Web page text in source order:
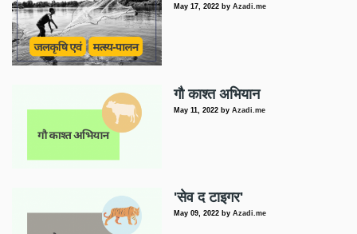
May 17, 2022 byAzadi.me
गौ काश्त अभियान
May 11, 2022 byAzadi.me
'सेव द टाइगर'
May 09, 2022 byAzadi.me